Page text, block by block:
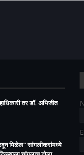
तर डॉ. अभिजीत
मिळेल" सांगलीकरांमध्ये